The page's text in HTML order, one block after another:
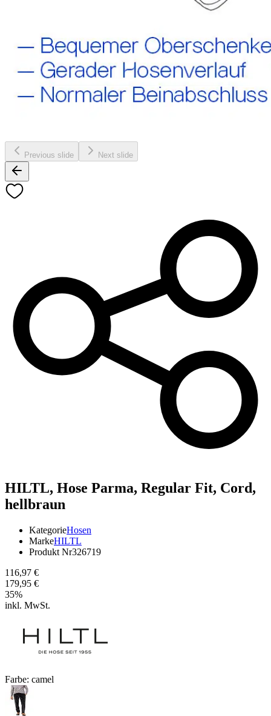
Previous slide Next slide
HILTL, Hose Parma, Regular Fit, Cord,
hellbraun
KategorieHosen
MarkeHILTL
Produkt Nr326719
116,97 €
179,95 €
35%
inkl. MwSt.
Farbe: camel